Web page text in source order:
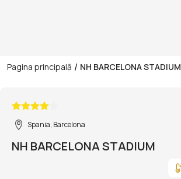
Pagina principală / NH BARCELONA STADIUM
Spania, Barcelona
NH BARCELONA STADIUM